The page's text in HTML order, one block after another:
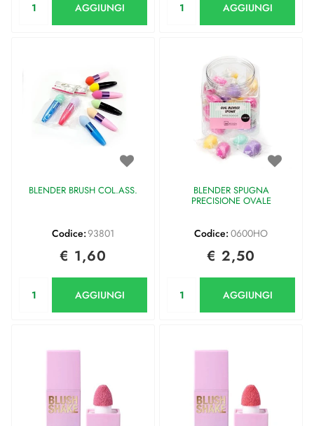
AGGIUNGI AGGIUNGI
BLENDER BRUSH COL.ASS.
Codice:93801
€ 1,60
AGGIUNGI
BLENDER SPUGNA
PRECISIONE OVALE
Codice: 0600HO
€ 2,50
AGGIUNGI